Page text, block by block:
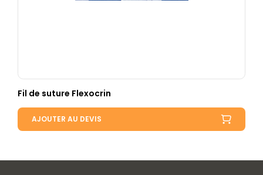
Fil de suture Flexocrin
AJOUTER AU DEVIS